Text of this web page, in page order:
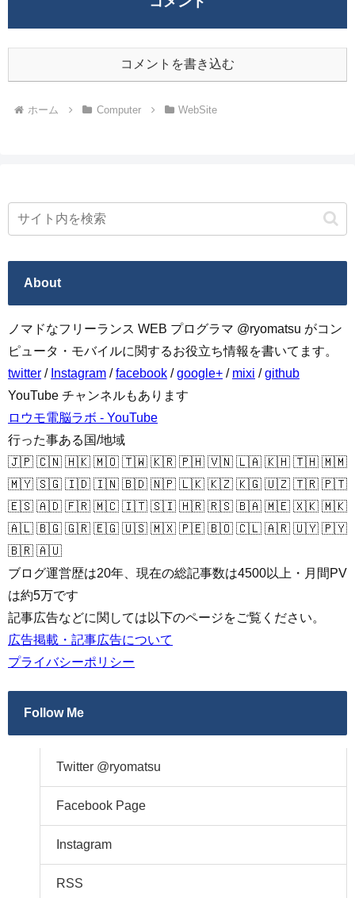
コメントを書き込む
ホーム Computer WebSite
About
ノマドなフリーランス WEB プログラマ @ryomatsu がコン
ピュータ・モバイルに関するお役立ち情報を書いてます。
twitter / Instagram /facebook /google+ / mixi /github
YouTube チャンネルもあります
ロウモ電脳ラボ - YouTube
行った事ある国/地域
🇯🇵 🇨🇳 🇭🇰 🇲🇴 🇹🇼 🇰🇷 🇵🇭 🇻🇳 🇱🇦 🇰🇭 🇹🇭 🇲🇲
🇲🇾 🇸🇬 🇮🇩 🇮🇳 🇧🇩 🇳🇵 🇱🇰 🇰🇿 🇰🇬 🇺🇿 🇹🇷 🇵🇹
🇪🇸 🇦🇩 🇫🇷 🇲🇨 🇮🇹 🇸🇮 🇭🇷 🇷🇸 🇧🇦 🇲🇪 🇽🇰 🇲🇰
🇦🇱 🇧🇬 🇬🇷 🇪🇬 🇺🇸 🇲🇽 🇵🇪 🇧🇴 🇨🇱 🇦🇷 🇺🇾 🇵🇾
🇧🇷 🇦🇺
ブログ運営歴は20年、現在の総記事数は4500以上・月間PV
は約5万です
記事広告などに関しては以下のページをご覧ください。
広告掲載・記事広告について
プライバシーポリシー
Follow Me
Twitter @ryomatsu
Facebook Page
Instagram
RSS